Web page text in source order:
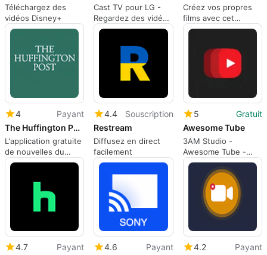
Téléchargez des
vidéos Disney+
Cast TV pour LG -
Regardez des vidéos
sur votre téléviseur
appareil Android ou
Créez vos propres
films avec cet
éditeur vidéo gratuit.
4
Payant
The Huffington Post
L'application gratuite
de nouvelles du
Huffington Post.
4.4
Souscription
Restream
Diffusez en direct
facilement
5
Gratuit
Awesome Tube
3AM Studio -
Awesome Tube -
Lecture de vidéos
YouTube sur
Windows 10
4.7
Payant
4.6
Payant
4.2
Payant